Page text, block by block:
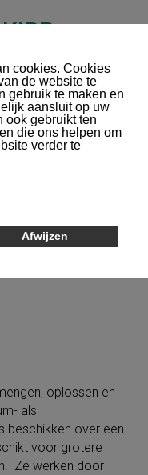
NAVIGATIE
oplossen en
als
beschikken over een
voor grotere
Ze werken door